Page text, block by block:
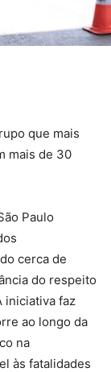
que mais
mais de 30
Paulo
cerca de
do respeito
iniciativa faz
ao longo da
na
às fatalidades